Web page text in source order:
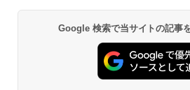
Google 検索で当サイトの記事